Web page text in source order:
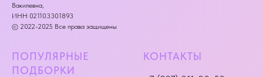
Вакилевна,
ИНН 021103301893
© 2022-2025 Все права защищены
ПОПУЛЯРНЫЕ
ПОДБОРКИ
КОНТАКТЫ